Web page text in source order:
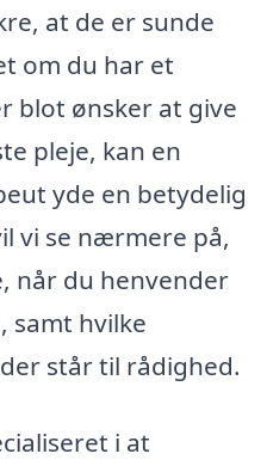
at de er sunde
om du har et
blot ønsker at give
pleje, kan en
yde en betydelig
vi se nærmere på,
når du henvender
samt hvilke
står til rådighed.
i at